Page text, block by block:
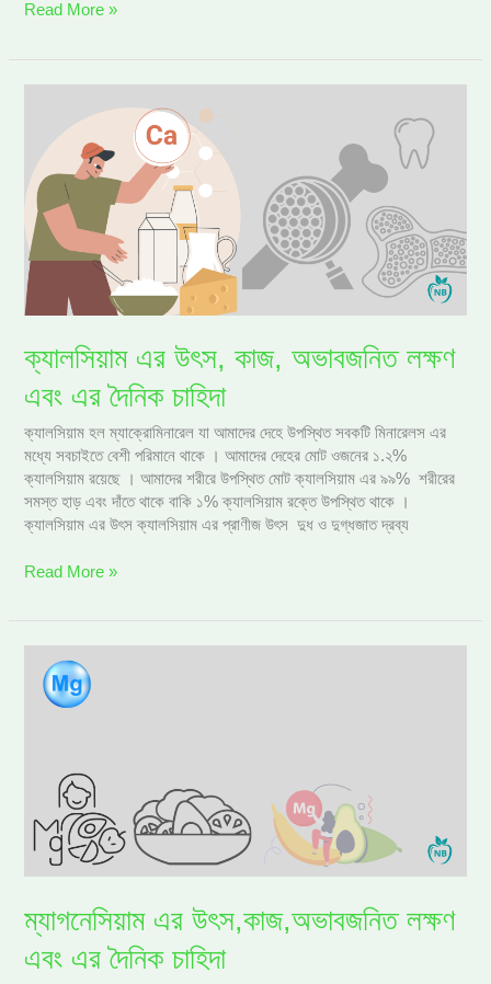
Read More »
ক্যালসিয়াম এর উৎস, কাজ, অভাবজনিত লক্ষণ
এবং এর দৈনিক চাহিদা
ক্যালসিয়াম হল ম্যাক্রোমিনারেল যা আমাদের দেহে উপস্থিত সবকটি মিনারেলস এর
মধ্যে সবচাইতে বেশী পরিমানে থাকে । আমাদের দেহের মোট ওজনের ১.২%
ক্যালসিয়াম রয়েছে । আমাদের শরীরে উপস্থিত মোট ক্যালসিয়াম এর ৯৯% শরীরের
সমস্ত হাড় এবং দাঁতে থাকে বাকি ১% ক্যালসিয়াম রক্তে উপস্থিত থাকে ।
ক্যালসিয়াম এর উৎস ক্যালসিয়াম এর প্রাণীজ উৎস দুধ ও দুগ্ধজাত দ্রব্য
কাজ,
অভাবজনিত
লক্ষণ
এবং
এর
দৈনিক
চাহিদা
Read More »
ম্যাগনেসিয়াম এর উৎস,কাজ,অভাবজনিত লক্ষণ
এবং এর দৈনিক চাহিদা
ম্যাগনেসিয়াম
উৎস,কাজ,অভাবজনিত
চাহিদা